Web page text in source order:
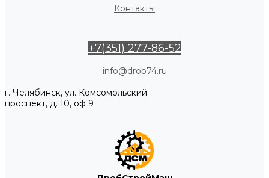
Контакты
+7(351) 277-86-52
info@drob74.ru
г. Челябинск, ул. Комсомольский
проспект, д. 10, оф 9